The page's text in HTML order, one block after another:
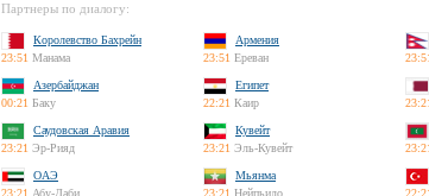
Партнеры по диалогу:
Королевство Бахрейн
23:51 Манама
Армения
23:51 Ереван
Азербайджан
00:21 Баку
Египет
22:21 Каир
Саудовская Аравия
23:21 Эр-Рияд
Кувейт
23:21 Эль-Кувейт
ОАЭ
23:21 Абу-Даби
Мьянма
23:21 Нейпьидо